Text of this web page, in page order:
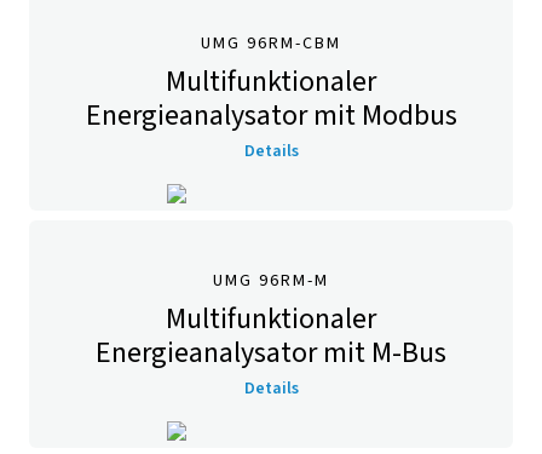
UMG 96RM-CBM
Multifunktionaler
Energieanalysator mit Modbus
Details
UMG 96RM-M
Multifunktionaler
Energieanalysator mit M-Bus
Details